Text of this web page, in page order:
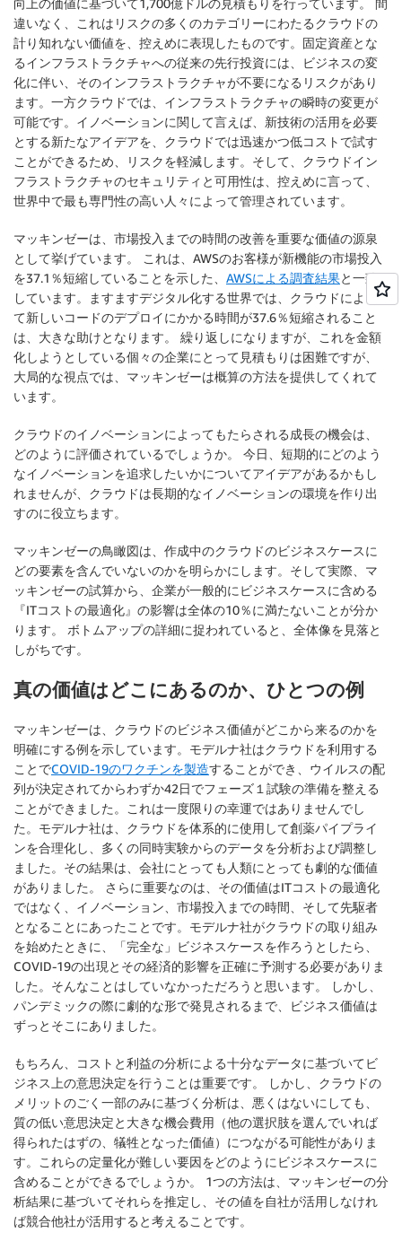
違いなく、これはリスクの多くのカテゴリーにわたるクラウドの
計り知れない価値を、控えめに表現したものです。固定資産とな
るインフラストラクチャへの従来の先行投資には、ビジネスの変
化に伴い、そのインフラストラクチャが不要になるリスクがあり
ます。一方クラウドでは、インフラストラクチャの瞬時の変更が
可能です。イノベーションに関して言えば、新技術の活用を必要
とする新たなアイデアを、クラウドでは迅速かつ低コストで試す
ことができるため、リスクを軽減します。そして、クラウドイン
フラストラクチャのセキュリティと可用性は、控えめに言って、
世界中で最も専門性の高い人々によって管理されています。
マッキンゼーは、市場投入までの時間の改善を重要な価値の源泉
として挙げています。 これは、AWSのお客様が新機能の市場投入
を37.1％短縮していることを示した、 AWSによる調査結果と一致
しています。ますますデジタル化する世界では、クラウドによっ
て新しいコードのデプロイにかかる時間が37.6％短縮されること
は、大きな助けとなります。 繰り返しになりますが、これを金額
化しようとしている個々の企業にとって見積もりは困難ですが、
大局的な視点では、マッキンゼーは概算の方法を提供してくれて
います。
クラウドのイノベーションによってもたらされる成長の機会は、
どのように評価されているでしょうか。 今日、短期的にどのよう
なイノベーションを追求したいかについてアイデアがあるかもし
れませんが、クラウドは長期的なイノベーションの環境を作り出
すのに役立ちます。
マッキンゼーの鳥瞰図は、作成中のクラウドのビジネスケースに
どの要素を含んでいないのかを明らかにします。そして実際、マ
ッキンゼーの試算から、企業が一般的にビジネスケースに含める
『ITコストの最適化』の影響は全体の10％に満たないことが分か
ります。 ボトムアップの詳細に捉われていると、全体像を見落と
しがちです。
真の価値はどこにあるのか、ひとつの例
マッキンゼーは、クラウドのビジネス価値がどこから来るのかを
明確にする例を示しています。モデルナ社はクラウドを利用する
ことでCOVID-19のワクチンを製造することができ、ウイルスの配
列が決定されてからわずか42日でフェーズ１試験の準備を整える
ことができました。これは一度限りの幸運ではありませんでし
た。モデルナ社は、クラウドを体系的に使用して創薬パイプライ
ンを合理化し、多くの同時実験からのデータを分析および調整し
ました。その結果は、会社にとっても人類にとっても劇的な価値
がありました。 さらに重要なのは、その価値はITコストの最適化
ではなく、イノベーション、市場投入までの時間、そして先駆者
となることにあったことです。モデルナ社がクラウドの取り組み
を始めたときに、「完全な」ビジネスケースを作ろうとしたら、
COVID-19の出現とその経済的影響を正確に予測する必要がありま
した。そんなことはしていなかっただろうと思います。 しかし、
パンデミックの際に劇的な形で発見されるまで、ビジネス価値は
ずっとそこにありました。
もちろん、コストと利益の分析による十分なデータに基づいてビ
ジネス上の意思決定を行うことは重要です。 しかし、クラウドの
メリットのごく一部のみに基づく分析は、悪くはないにしても、
質の低い意思決定と大きな機会費用（他の選択肢を選んでいれば
得られたはずの、犠牲となった価値）につながる可能性がありま
す。これらの定量化が難しい要因をどのようにビジネスケースに
含めることができるでしょうか。 1つの方法は、マッキンゼーの分
析結果に基づいてそれらを推定し、その値を自社が活用しなけれ
ば競合他社が活用すると考えることです。